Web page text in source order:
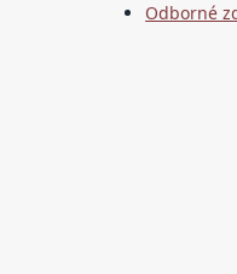
Odborné